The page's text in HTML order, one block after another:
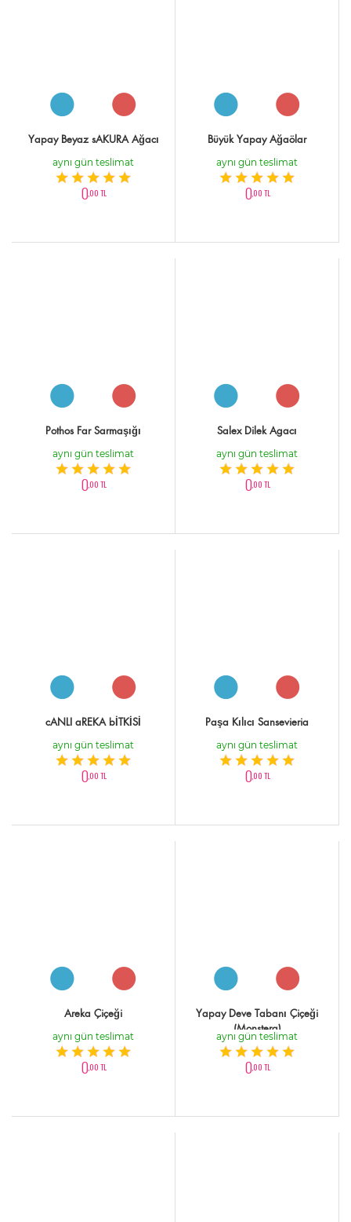
Yapay Beyaz sAKURA Ağacı
aynı gün teslimat
0,00 TL
Büyük Yapay Ağaölar
aynı gün teslimat
0,00 TL
Pothos Far Sarmaşığı
aynı gün teslimat
0,00 TL
Salex Dilek Agacı
aynı gün teslimat
0,00 TL
cANLI aREKA bİTKİSİ
aynı gün teslimat
0,00 TL
Paşa Kılıcı Sansevieria
aynı gün teslimat
0,00 TL
Areka Çiçeği
aynı gün teslimat
0,00 TL
Yapay Deve Tabanı Çiçeği
(Monstera)
aynı gün teslimat
0,00 TL